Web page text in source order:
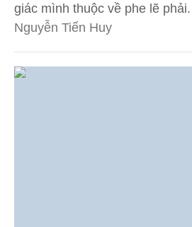
giác mình thuộc về phe lẽ phải.
Nguyễn Tiến Huy